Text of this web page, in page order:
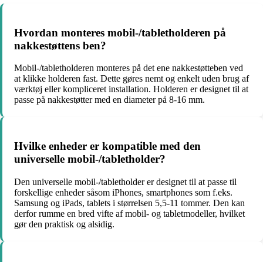
Hvordan monteres mobil-/tabletholderen på
nakkestøttens ben?
Mobil-/tabletholderen monteres på det ene nakkestøtteben ved
at klikke holderen fast. Dette gøres nemt og enkelt uden brug af
værktøj eller kompliceret installation. Holderen er designet til at
passe på nakkestøtter med en diameter på 8-16 mm.
Hvilke enheder er kompatible med den
universelle mobil-/tabletholder?
Den universelle mobil-/tabletholder er designet til at passe til
forskellige enheder såsom iPhones, smartphones som f.eks.
Samsung og iPads, tablets i størrelsen 5,5-11 tommer. Den kan
derfor rumme en bred vifte af mobil- og tabletmodeller, hvilket
gør den praktisk og alsidig.